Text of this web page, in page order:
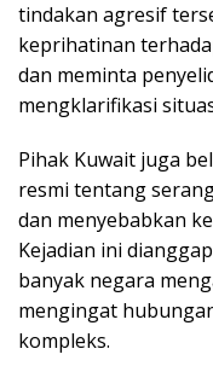
tindakan agresif
keprihatinan
dan meminta
mengklarifikasi
Pihak Kuwait juga
resmi tentang
dan menyebabkan
Kejadian ini
banyak negara
mengingat
kompleks.